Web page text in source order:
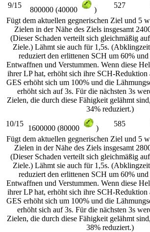
9/15
800000 (40000 )
527
Fügt dem aktuellen gegnerischen Ziel und 5
Zielen in der Nähe des Ziels insgesamt
(Dieser Schaden verteilt sich gleichmäßig
Ziele.) Lähmt sie auch für 1,5s.
reduziert den erlittenen SCH um 60%
Entwaffnen und Verstummen. Wenn diese
ihrer LP hat, erhöht sich ihre SCH-
GES erhöht sich um 100% und die
erhöht sich auf 3s. Für die nächsten 3s
Zielen, die durch diese Fähigkeit gelähmt
34% reduziert.)
10/15
1600000 (80000 )
585
Fügt dem aktuellen gegnerischen Ziel und 5
Zielen in der Nähe des Ziels insgesamt
(Dieser Schaden verteilt sich gleichmäßig
Ziele.) Lähmt sie auch für 1,5s.
reduziert den erlittenen SCH um 60%
Entwaffnen und Verstummen. Wenn diese
ihrer LP hat, erhöht sich ihre SCH-
GES erhöht sich um 100% und die
erhöht sich auf 3s. Für die nächsten 3s
Zielen, die durch diese Fähigkeit gelähmt
38% reduziert.)